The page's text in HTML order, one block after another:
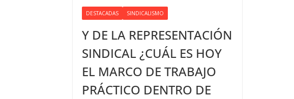
DESTACADAS SINDICALISMO
Y DE LA REPRESENTACIÓN
SINDICAL ¿CUÁL ES HOY
EL MARCO DE TRABAJO
PRÁCTICO DENTRO DE